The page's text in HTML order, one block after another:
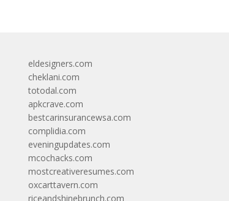
eldesigners.com
cheklani.com
totodal.com
apkcrave.com
bestcarinsurancewsa.com
complidia.com
eveningupdates.com
mcochacks.com
mostcreativeresumes.com
oxcarttavern.com
riceandshinebrunch.com